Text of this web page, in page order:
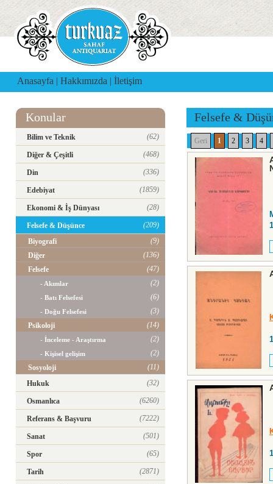
Anasayfa | Hakkımızda | İletişim
Konular
Bilim ve Teknik (62)
Diğer & Çeşitli (468)
Din (336)
Edebiyat (1859)
Ekonomi & İş Dünyası (28)
Felsefe & Düşünce
(209)
Biyografi
(9)
Diğer
(136)
Felsefe
(47)
- Akımlar (2)
- Batı Felsefesi (6)
- Doğu Felsefesi
(3)
Psikoloji
(14)
- İnceleme - Araştırma (2)
- Kişisel gelişim
(2)
Sosyoloji
(11)
Hukuk
(32)
Osmanlıca (6260)
Referans & Başvuru (7222)
Sanat (501)
Spor (65)
Tarih (2871)
Felsefe &
Geri 1 2 3 4